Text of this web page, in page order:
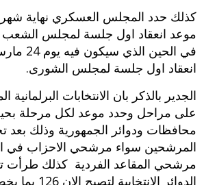
كذلك حدد المجلس العسكري نهاية شهر
موعد انعقاد اول جلسة لمجلس
انعقاد اول جلسة لمجلس الشورى.
الجدير بالذكر بان الانتخابات
على مراحل وحدد موعد لكل مرحلة
محافظات ودوائر الجمهورية وذلك بعد
المرشحين سواء مرشحي الاحزاب في
مرشحي المقاعد الفردية كذلك طرأت
الدوائر